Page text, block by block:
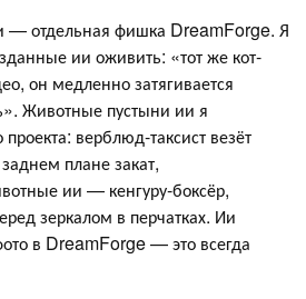
— отдельная фишка DreamForge. Я
ии оживить: «тот же кот-
он медленно затягивается
Животные пустыни ии я
проекта: верблюд-таксист везёт
плане закат,
ии — кенгуру-боксёр,
зеркалом в перчатках. Ии
в DreamForge — это всегда